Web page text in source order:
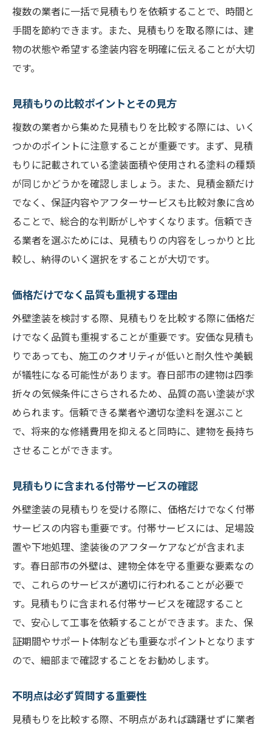
複数の業者に一括で見積もりを依頼することで、時間と
手間を節約できます。また、見積もりを取る際には、建
物の状態や希望する塗装内容を明確に伝えることが大切
です。
見積もりの比較ポイントとその見方
複数の業者から集めた見積もりを比較する際には、いく
つかのポイントに注意することが重要です。まず、見積
もりに記載されている塗装面積や使用される塗料の種類
が同じかどうかを確認しましょう。また、見積金額だけ
でなく、保証内容やアフターサービスも比較対象に含め
ることで、総合的な判断がしやすくなります。信頼でき
る業者を選ぶためには、見積もりの内容をしっかりと比
較し、納得のいく選択をすることが大切です。
価格だけでなく品質も重視する理由
外壁塗装を検討する際、見積もりを比較する際に価格だ
けでなく品質も重視することが重要です。安価な見積も
りであっても、施工のクオリティが低いと耐久性や美観
が犠牲になる可能性があります。春日部市の建物は四季
折々の気候条件にさらされるため、品質の高い塗装が求
められます。信頼できる業者や適切な塗料を選ぶこと
で、将来的な修繕費用を抑えると同時に、建物を長持ち
させることができます。
見積もりに含まれる付帯サービスの確認
外壁塗装の見積もりを受ける際に、価格だけでなく付帯
サービスの内容も重要です。付帯サービスには、足場設
置や下地処理、塗装後のアフターケアなどが含まれま
す。春日部市の外壁は、建物全体を守る重要な要素なの
で、これらのサービスが適切に行われることが必要で
す。見積もりに含まれる付帯サービスを確認すること
で、安心して工事を依頼することができます。また、保
証期間やサポート体制なども重要なポイントとなります
ので、細部まで確認することをお勧めします。
不明点は必ず質問する重要性
見積もりを比較する際、不明点があれば躊躇せずに業者